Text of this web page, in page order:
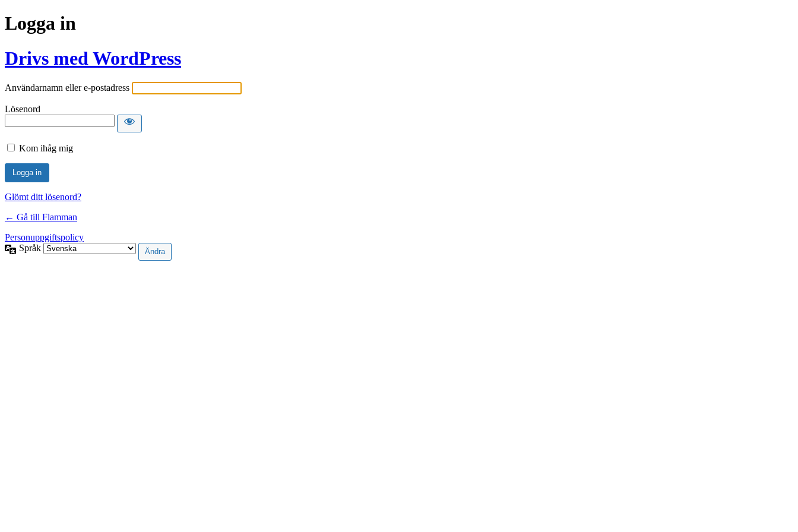
Logga in
Drivs med WordPress
Användarnamn eller e-postadress
Lösenord
Kom ihåg mig
Glömt ditt lösenord?
← Gå till Flamman
Personuppgiftspolicy
Språk